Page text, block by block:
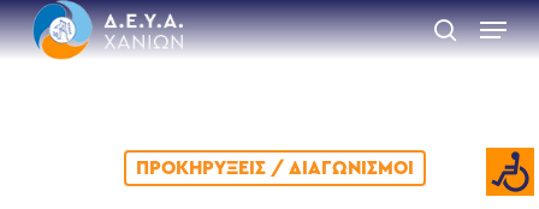
Skip
to
main
search
Menu
ΠΡΟΚΗΡΎΞΕΙΣ / ΔΙΑΓΩΝΙΣΜΟΊ